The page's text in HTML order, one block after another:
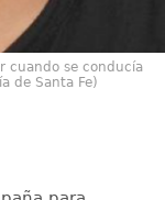
cuando se conducía
de Santa Fe)